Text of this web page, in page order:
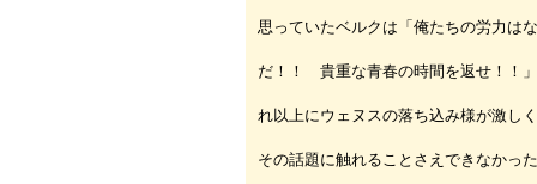
思っていたベルクは「俺たちの労力は
だ！！ 貴重な青春の時間を返せ！！
れ以上にウェヌスの落ち込み様が激し
その話題に触れることさえできなかっ